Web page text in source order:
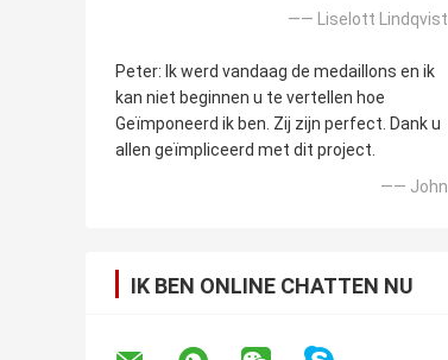
—— Liselott Lindqvist
Peter: Ik werd vandaag de medaillons en ik
kan niet beginnen u te vertellen hoe
Geïmponeerd ik ben. Zij zijn perfect. Dank u
allen geïmpliceerd met dit project.
—— John
IK BEN ONLINE CHATTEN NU